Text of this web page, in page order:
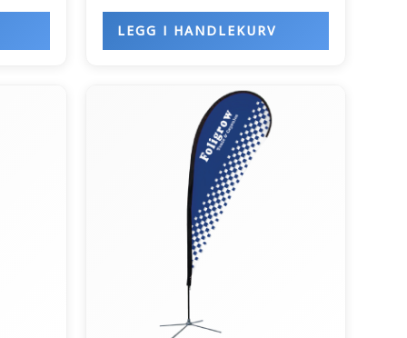
LEGG I HANDLEKURV
Opprinnelig
pris
var:
kr 995,00.
Nåværende
pris
er:
kr 547,25.